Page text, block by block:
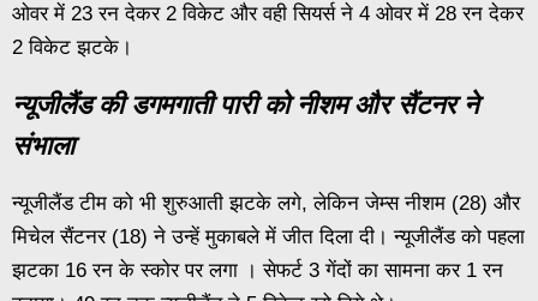
ओवर में 23 रन देकर 2 विकेट और वही सियर्स ने 4 ओवर में 28 रन देकर
2 विकेट झटके।
न्यूजीलैंड की डगमगाती पारी को नीशम और सैंटनर ने
संभाला
न्यूजीलैंड टीम को भी शुरुआती झटके लगे, लेकिन जेम्स नीशम (28) और
मिचेल सैंटनर (18) ने उन्हें मुकाबले में जीत दिला दी। न्यूजीलैंड को पहला
झटका 16 रन के स्कोर पर लगा । सेफर्ट 3 गेंदों का सामना कर 1 रन